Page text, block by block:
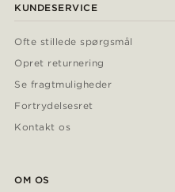
KUNDESERVICE
Ofte stillede spørgsmål
Opret returnering
Se fragtmuligheder
Fortrydelsesret
Kontakt os
OM OS